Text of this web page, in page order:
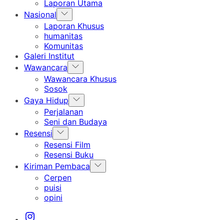
Laporan Utama
Nasional Show
sub
menu
Laporan Khusus
humanitas
Komunitas
Galeri Institut
Wawancara Show
sub
Wawancara Khusus
Sosok
Gaya Hidup Show
sub
menu
Perjalanan
Seni dan Budaya
Resensi Show
sub
menu
Resensi Film
Resensi Buku
Kiriman Pembaca Show
sub
Cerpen
puisi
opini
Instagram